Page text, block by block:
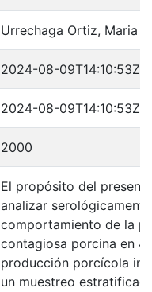
Urrechaga Ortiz, Maria
2024-08-09T14:10:53Z
2024-08-09T14:10:53Z
2000
El propósito del
analizar
comportamiento de la
contagiosa porcina en 4
producción porcícola
un muestreo